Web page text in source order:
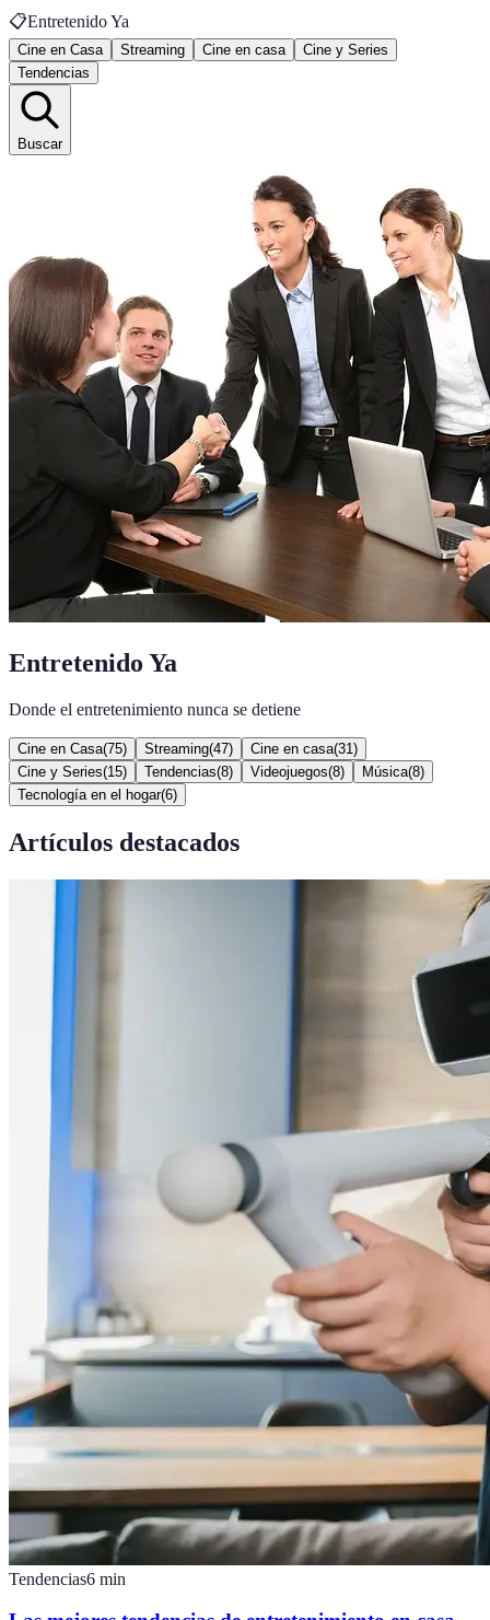
📋Entretenido Ya
Cine en Casa Streaming Cine en casa
Cine y Series
Tendencias
Buscar
Entretenido Ya
Donde el entretenimiento nunca se detiene
Cine en Casa(75) Streaming(47) Cine en casa(31 )
Cine y Series(15) Tendencias(8) Videojuegos(8) Música(8)
Tecnología en el hogar(6)
Artículos destacados
Tendencias6 min